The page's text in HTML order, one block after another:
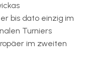
bis dato einzig im
Turniers
im zweiten